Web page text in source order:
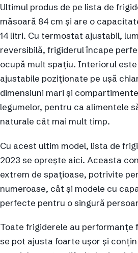
Ultimul produs de pe lista de
măsoară 84 cm și are o
14 litri. Cu termostat ajustabil,
reversibilă, frigiderul încape
ocupă mult spațiu. Interiorul
ajustabile poziționate pe ușă
dimensiuni mari și
legumelor, pentru ca alimentele
naturale cât mai mult timp.
Cu acest ultim model, lista de
2023 se oprește aici. Aceasta
extrem de spațioase, potrivite
numeroase, cât și modele cu
perfecte pentru o singură
Toate frigiderele au performanțe
se pot ajusta foarte ușor și